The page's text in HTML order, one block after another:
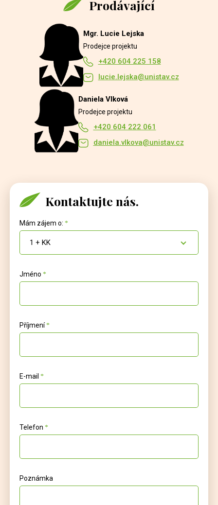
Prodávající
Mgr. Lucie Lejska
Prodejce projektu
+420 604 225 158
lucie.lejska@unistav.cz
Daniela Vlková
Prodejce projektu
+420 604 222 061
daniela.vlkova@unistav.cz
Kontaktujte nás.
Mám zájem o:
1 + KK
Jméno
Příjmení
E-mail
Telefon
Poznámka